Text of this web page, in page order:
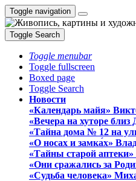
Toggle navigation
Toggle Search
Toggle menubar
Toggle fullscreen
Boxed page
Toggle Search
Новости
«Календарь майя»
«Вечера на хуторе
«Тайна дома № 12 на
«О носах и замка́х»
«Тайны старой
«Они сражались за
«Судьба человека»